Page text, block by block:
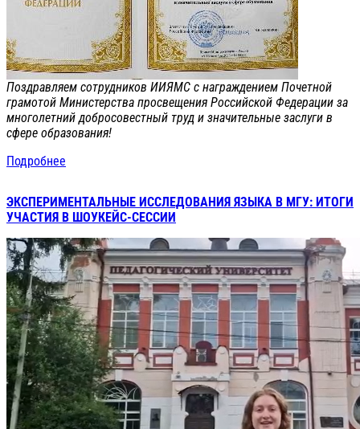
Поздравляем сотрудников ИИЯМС с награждением Почетной
грамотой Министерства просвещения Российской Федерации за
многолетний добросовестный труд и значительные заслуги в
сфере образования!
Подробнее
ЭКСПЕРИМЕНТАЛЬНЫЕ ИССЛЕДОВАНИЯ ЯЗЫКА В МГУ: ИТОГИ
УЧАСТИЯ В ШОУКЕЙС-СЕССИИ